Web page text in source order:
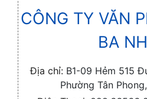
CÔNG TY VĂN
BA
Địa chỉ: B1-09 Hẻm 515
Phường Tân